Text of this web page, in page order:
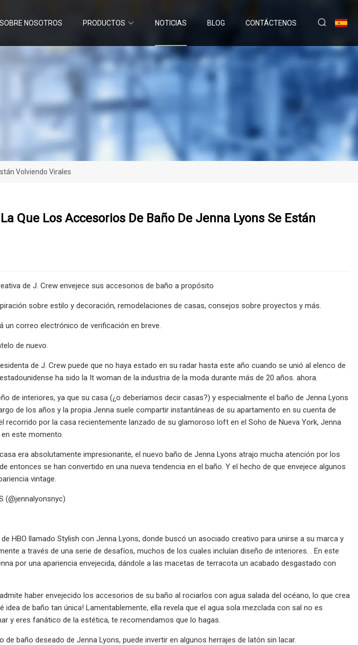
SOBRE NOSOTROS PRODUCTOS NOTICIAS BLOG CONTÁCTENOS
Volviendo Virales
Que Los Accesorios De Baño De Jenna Lyons Se Están
de J. Crew envejece sus accesorios de baño a propósito
sobre estilo y decoración, remodelaciones de casas, consejos sobre proyectos y más.
un correo electrónico de verificación en breve.
de nuevo.
de J. Crew puede que no haya estado en su radar hasta este año cuando se unió al elenco de
ha sido la It woman de la industria de la moda durante más de 20 años. ahora.
de interiores, ya que su casa (¿o deberíamos decir casas?) y especialmente el baño de Jenna Lyons
de los años y la propia Jenna suele compartir instantáneas de su apartamento en su cuenta de
recorrido por la casa recientemente lanzado de su glamoroso loft en el Soho de Nueva York, Jenna
este momento.
era absolutamente impresionante, el nuevo baño de Jenna Lyons atrajo mucha atención por los
entonces se han convertido en una nueva tendencia en el baño. Y el hecho de que envejece algunos
vintage.
(@jennalyonsnyc)
HBO llamado Stylish con Jenna Lyons, donde buscó un asociado creativo para unirse a su marca y
a través de una serie de desafíos, muchos de los cuales incluían diseño de interiores. . En este
por una apariencia envejecida, dándole a las macetas de terracota un acabado desgastado con
haber envejecido los accesorios de su baño al rociarlos con agua salada del océano, lo que crea
idea de baño tan única! Lamentablemente, ella revela que el agua sola mezclada con sal no es
y eres fanático de la estética, te recomendamos que lo hagas.
baño deseado de Jenna Lyons, puede invertir en algunos herrajes de latón sin lacar.